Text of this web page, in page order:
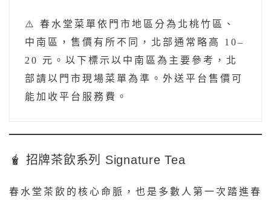
⚠️ 春水堂菜單依門市地區分為北桃竹區、
中南區，售價有所不同，北部通常略高 10–
20 元。以下標示以中南區為主要參考，北
部請以門市現場菜單為準。外送平台售價可
能加收平台服務費。
🧋 招牌茶飲系列 Signature Tea
春水堂茶飲的核心命脈，也是多數人第一次踏進春